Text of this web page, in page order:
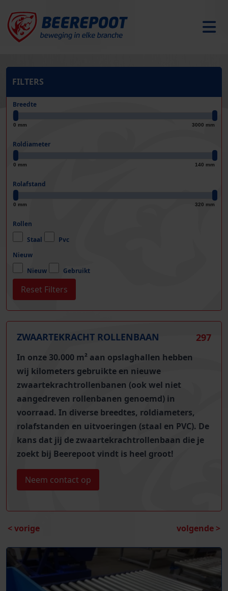
FILTERS
Breedte
0 mm 3000 mm
Roldiameter
0 mm 140 mm
Rolafstand
0 mm 320 mm
Rollen
Staal
Pvc
Nieuw
Nieuw
Gebruikt
297
ZWAARTEKRACHT ROLLENBAAN
In onze 30.000 m² aan opslaghallen hebben
wij kilometers gebruikte en nieuwe
zwaartekrachtrollenbanen (ook wel niet
aangedreven rollenbanen genoemd) in
voorraad. In diverse breedtes, roldiameters,
rolafstanden en uitvoeringen (staal en PVC). De
kans dat jij de zwaartekrachtrollenbaan die je
zoekt bij Beerepoot vindt is heel groot!
Neem contact op
< vorige volgende >